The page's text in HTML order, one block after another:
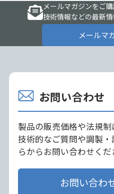
メールマガジンをご
技術情報などの最新情
メールマ
お問い合わせ
製品の販売価格や法規制
技術的なご質問や調製
らからお問い合わせくだ
お問い合わ